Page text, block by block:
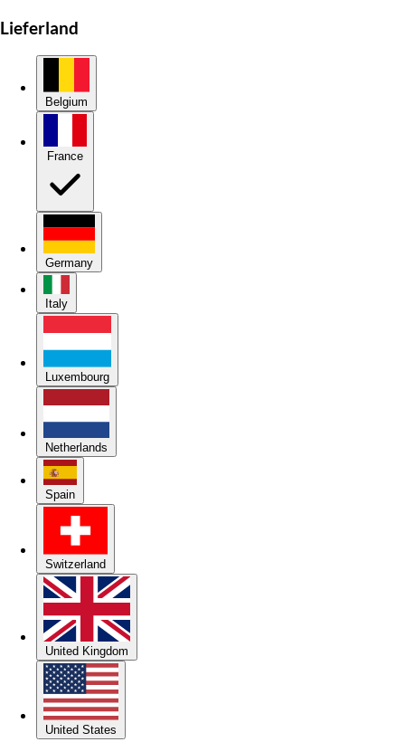
Lieferland
Belgium
Germany
Italy
Luxembourg
Netherlands
Spain
Switzerland
United Kingdom
United States